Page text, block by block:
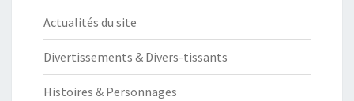
Actualités du site
Divertissements & Divers-tissants
Histoires & Personnages